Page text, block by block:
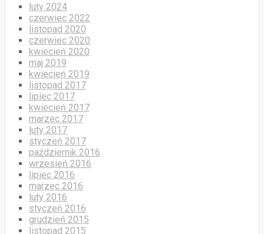
luty 2024
czerwiec 2022
listopad 2020
czerwiec 2020
kwiecień 2020
maj 2019
kwiecień 2019
listopad 2017
lipiec 2017
kwiecień 2017
marzec 2017
luty 2017
styczeń 2017
październik 2016
wrzesień 2016
lipiec 2016
marzec 2016
luty 2016
styczeń 2016
grudzień 2015
listopad 2015